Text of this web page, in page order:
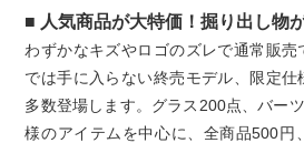
■ 人気商品が大特価！掘り出し物
わずかなキズやロゴのズレで通常販
では手に入らない終売モデル、限定
多数登場します。グラス200点、バー
様のアイテムを中心に、全商品500円